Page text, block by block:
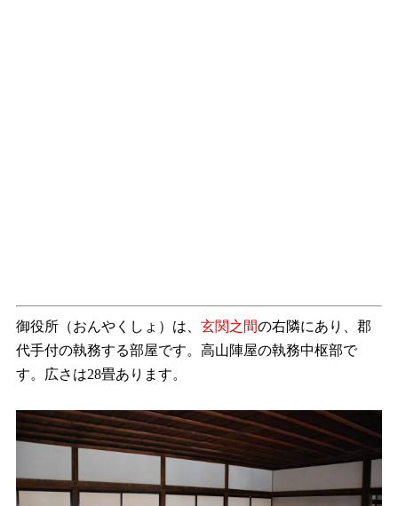
御役所（おんやくしょ）は、 玄関之間の右隣にあり、郡
代手付の執務する部屋です。高山陣屋の執務中枢部で
す。広さは28畳あります。